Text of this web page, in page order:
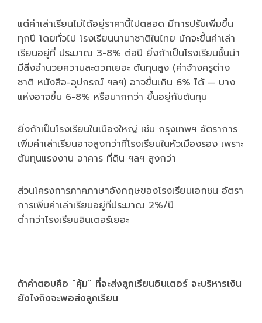
แต่ค่าเล่าเรียนไม่ได้อยู่ราคานี้ไปตลอด มีการปรับเพิ่มขึ้น
ทุกปี โดยทั่วไป โรงเรียนนานาชาติในไทย มักจะขึ้นค่าเล่า
เรียนอยู่ที่ ประมาณ 3-8% ต่อปี ยิ่งถ้าเป็นโรงเรียนชั้นนำ
มีสิ่งอำนวยความสะดวกเยอะ ต้นทุนสูง (ค่าจ้างครูต่าง
ชาติ หนังสือ-อุปกรณ์ ฯลฯ) อาจขึ้นเกิน 6% ได้ — บาง
แห่งอาจขึ้น 6-8% หรือมากกว่า ขึ้นอยู่กับต้นทุน
ยิ่งถ้าเป็นโรงเรียนในเมืองใหญ่ เช่น กรุงเทพฯ อัตราการ
เพิ่มค่าเล่าเรียนอาจสูงกว่าที่โรงเรียนในหัวเมืองรอง เพราะ
ต้นทุนแรงงาน อาคาร ที่ดิน ฯลฯ สูงกว่า
ส่วนโครงการภาคภาษาอังกฤษของโรงเรียนเอกชน อัตรา
การเพิ่มค่าเล่าเรียนอยู่ที่ประมาณ 2%/ปี
ต่ำกว่าโรงเรียนอินเตอร์เยอะ
ถ้าคำตอบคือ “คุ้ม” ที่จะส่งลูกเรียนอินเตอร์ จะบริหารเงิน
ยังไงถึงจะพอส่งลูกเรียน